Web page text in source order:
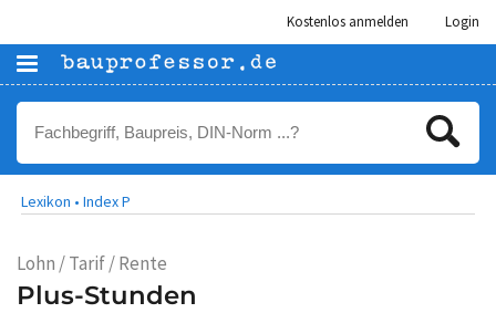
Kostenlos anmelden Login
Lexikon • Index P
Lohn / Tarif / Rente
Plus-Stunden